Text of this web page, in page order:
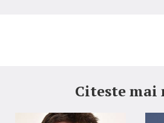
Citeste mai